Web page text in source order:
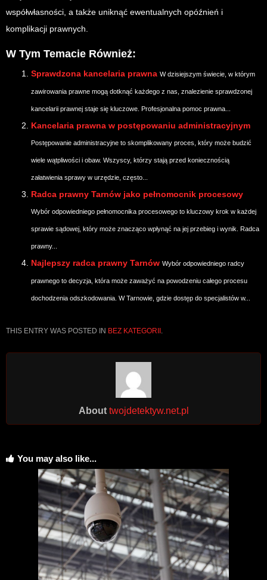
współwłasności, a także uniknąć ewentualnych opóźnień i
komplikacji prawnych.
W Tym Temacie Również:
Sprawdzona kancelaria prawna W dzisiejszym świecie, w którym
zawirowania prawne mogą dotknąć każdego z nas, znalezienie sprawdzonej
kancelarii prawnej staje się kluczowe. Profesjonalna pomoc prawna...
Kancelaria prawna w postępowaniu administracyjnym
Postępowanie administracyjne to skomplikowany proces, który może budzić
wiele wątpliwości i obaw. Wszyscy, którzy stają przed koniecznością
załatwienia sprawy w urzędzie, często...
Radca prawny Tarnów jako pełnomocnik procesowy
Wybór odpowiedniego pełnomocnika procesowego to kluczowy krok w każdej
sprawie sądowej, który może znacząco wpłynąć na jej przebieg i wynik. Radca
prawny...
Najlepszy radca prawny Tarnów Wybór odpowiedniego radcy
prawnego to decyzja, która może zaważyć na powodzeniu całego procesu
dochodzenia odszkodowania. W Tarnowie, gdzie dostęp do specjalistów w...
THIS ENTRY WAS POSTED IN BEZ KATEGORII .
About twojdetektyw.net.pl
You may also like...